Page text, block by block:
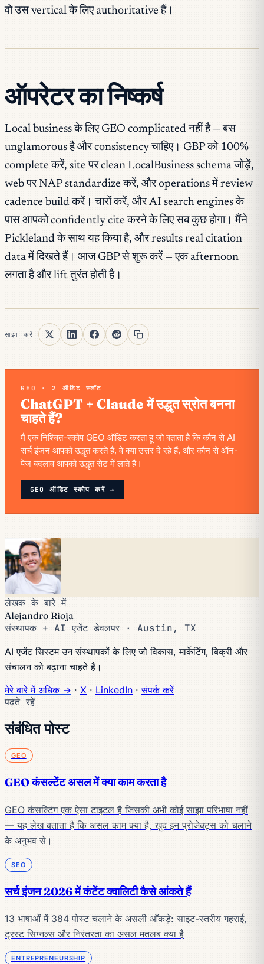
वो उस vertical के लिए authoritative हैं।
ऑपरेटर का निष्कर्ष
Local business के लिए GEO complicated नहीं है — बस
unglamorous है और consistency चाहिए। GBP को 100%
complete करें, site पर clean LocalBusiness schema जोड़ें,
web पर NAP standardize करें, और operations में review
cadence build करें। चारों करें, और AI search engines के
पास आपको confidently cite करने के लिए सब कुछ होगा। मैंने
Pickleland के साथ यह किया है, और results real citation
data में दिखते हैं। आज GBP से शुरू करें — एक afternoon
लगता है और lift तुरंत होती है।
साझा करें
GEO · 2 ऑडिट स्लॉट
ChatGPT + Claude में उद्धृत स्रोत बनना
चाहते हैं?
मैं एक निश्चित-स्कोप GEO ऑडिट करता हूं जो बताता है कि कौन से AI
सर्च इंजन आपको उद्धृत करते हैं, वे क्या उत्तर दे रहे हैं, और कौन से ऑन-
पेज बदलाव आपको उद्धृत सेट में लाते हैं।
GEO ऑडिट स्कोप करें →
लेखक के बारे में
Alejandro Rioja
संस्थापक + AI एजेंट डेवलपर · Austin, TX
AI एजेंट सिस्टम उन संस्थापकों के लिए जो विकास, मार्केटिंग, बिक्री और
संचालन को बढ़ाना चाहते हैं।
मेरे बारे में अधिक → · X · LinkedIn · संपर्क करें
पढ़ते रहें
संबंधित पोस्ट
GEO
GEO कंसल्टेंट असल में क्या काम करता है
GEO कंसल्टिंग एक ऐसा टाइटल है जिसकी अभी कोई साझा परिभाषा नहीं
— यह लेख बताता है कि असल काम क्या है, खुद इन प्रोजेक्ट्स को चलाने
के अनुभव से।
SEO
सर्च इंजन 2026 में कंटेंट क्वालिटी कैसे आंकते हैं
13 भाषाओं में 384 पोस्ट चलाने के असली आँकड़े: साइट-स्तरीय गहराई,
ट्रस्ट सिग्नल्स और निरंतरता का असल मतलब क्या है
ENTREPRENEURSHIP